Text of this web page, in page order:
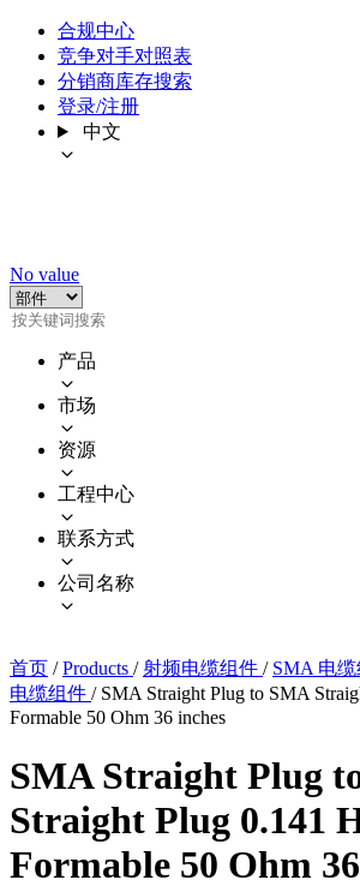
合规中心
竞争对手对照表
分销商库存搜索
登录/注册
中文
No value
产品
市场
资源
工程中心
联系方式
公司名称
首页 / Products / 射频电缆组件 / SMA 电
电缆组件 / SMA Straight Plug to SMA
Formable 50 Ohm 36 inches
SMA Straight Plug
Straight Plug 0.141
Formable 50 Ohm